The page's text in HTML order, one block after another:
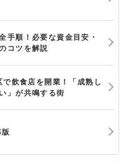
手順！必要な資金目安・
コツを解説
で飲食店を開業！「成熟し
」が共鳴する街